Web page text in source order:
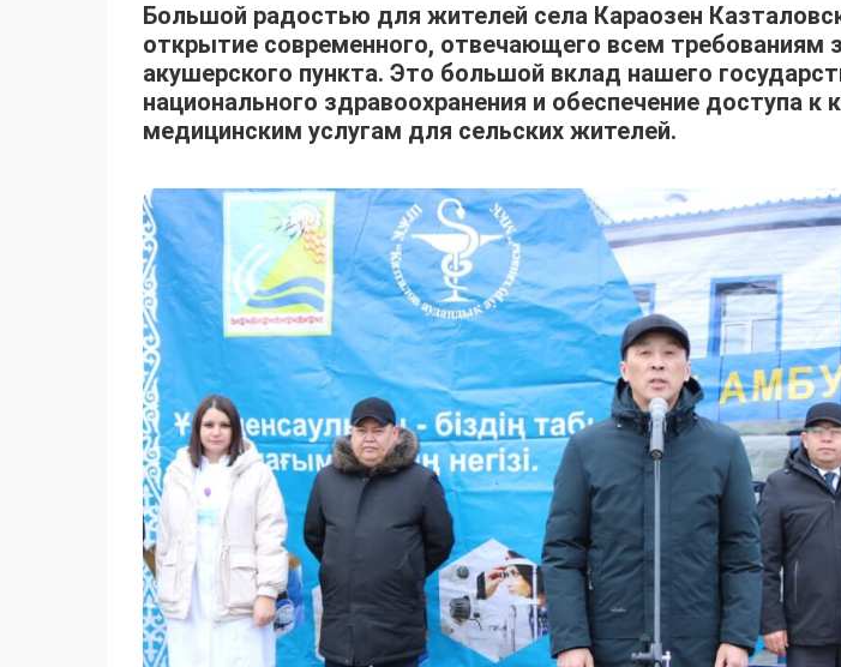
Большой радостью для жителей села Караозен
открытие современного, отвечающего всем требованиям
акушерского пункта. Это большой вклад нашего
национального здравоохранения и обеспечение доступа к
медицинским услугам для сельских жителей.